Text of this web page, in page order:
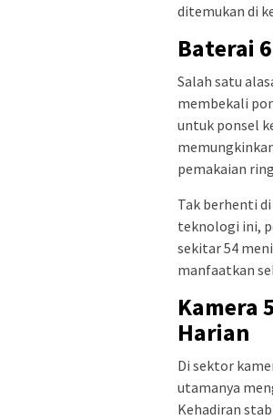
ditemukan di
Baterai
Salah satu
membekali
untuk ponsel
pemakaian
Tak berhenti
teknologi ini,
sekitar 54
manfaatkan
Kamera
Harian
Di sektor
utamanya
Kehadiran